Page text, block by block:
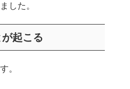
した。
起こる
。